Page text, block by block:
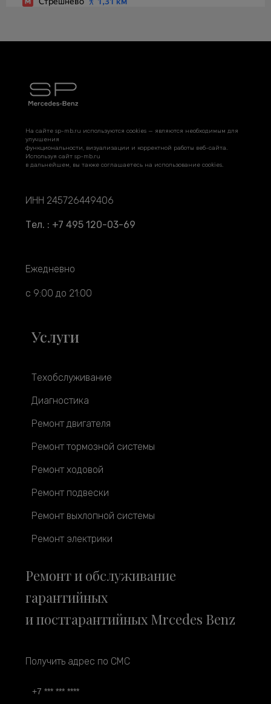
На сайте sp-mb.ru используются cookies — являются необходимым для
улучшения
функциональности, визуализации и корректной работы веб-сайта.
Используя сайт sp-mb.ru
в дальнейшем, вы также соглашаетесь на использование cookies.
ИНН 245726449406
Тел. : +7 495 120-03-69
Ежедневно
с 9:00 до 21:00
Услуги
Техобслуживание
Диагностика
Ремонт двигателя
Ремонт тормозной системы
Ремонт ходовой
Ремонт подвески
Ремонт выхлопной системы
Ремонт электрики
Ремонт и обслуживание
гарантийных
и постгарантийных Mrcedes Benz
Получить адрес по СМС